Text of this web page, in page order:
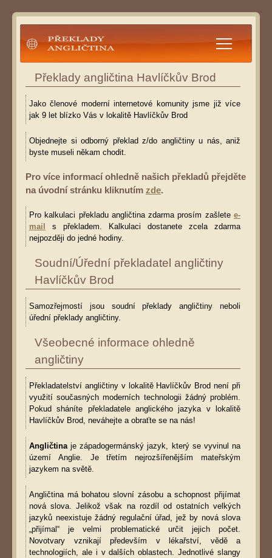
Překlady angličtina
Překlady angličtina Havlíčkův Brod
Jako členové moderní internetové komunity jsme již více
jak 9 let blízko Vás v lokalitě Havlíčkův Brod
Objednejte si odborný překlad z/do angličtiny u nás, aniž
byste museli někam chodit.
Pro více informací ohledně našich překladů přejděte
na úvodní stránku kliknutím zde.
Pro kalkulaci překladu angličtina zdarma prosím zašlete e-
mail
s překladem. Kalkulaci dostanete zcela zdarma
nejpozději do jedné hodiny.
Soudní/Úřední překladatel angličtiny
Havlíčkův Brod
Samozřejmostí jsou soudní překlady angličtiny neboli
úřední překlady angličtiny.
Všeobecné informace ohledně
angličtiny
Překladatelství angličtiny v lokalitě Havlíčkův Brod není při
využití současných moderních technologii žádný problém.
Pokud sháníte překladatele anglického jazyka v lokalitě
Havlíčkův Brod, neváhejte a obraťte se na nás!
Angličtina je západogermánský jazyk, který se vyvinul na
území Anglie. Je třetím nejrozšířenějším mateřským
jazykem na světě.
Angličtina má bohatou slovní zásobu a schopnost přijímat
nová slova. Jelikož však na rozdíl od ostatních velkých
jazyků neexistuje žádný regulační úřad, jež by nová slova
„přijímal“ je velmi problematické určit jejich počet.
Novotvary vznikají především v lékařství, vědě a
technologiích, ale i v dalších oblastech. Jednotlivé slangy